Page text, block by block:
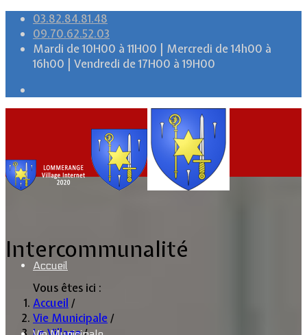
03.82.84.81.48
09.70.62.52.03
Mardi de 10H00 à 11H00 | Mercredi de 14h00 à
16h00 | Vendredi de 17H00 à 19H00
Accueil
Intercommunalité
Vous êtes ici :
Accueil /
Vie Municipale /